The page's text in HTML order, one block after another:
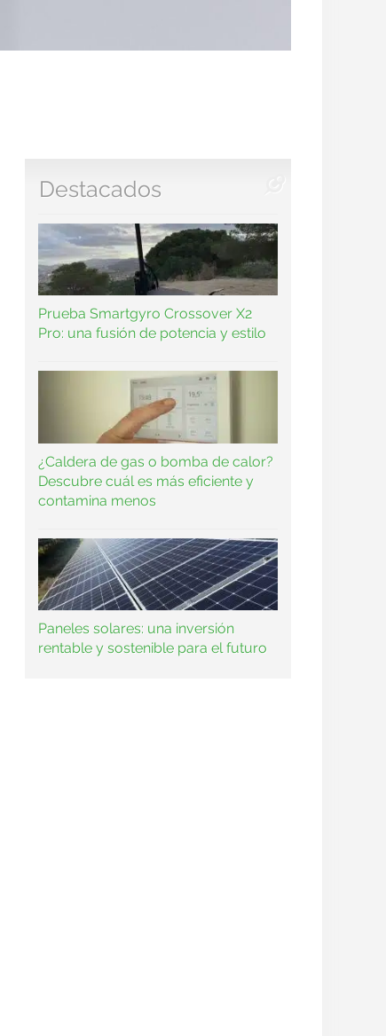
Destacados
Prueba Smartgyro Crossover X2
Pro: una fusión de potencia y estilo
¿Caldera de gas o bomba de calor?
Descubre cuál es más eficiente y
contamina menos
Paneles solares: una inversión
rentable y sostenible para el futuro